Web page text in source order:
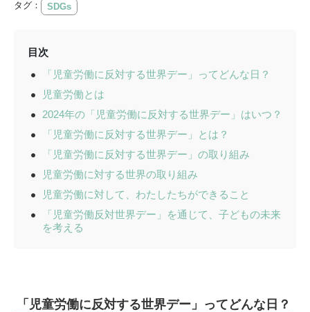
タグ： SDGs
目次
「児童労働に反対する世界デー」ってどんな日？
児童労働とは
2024年の「児童労働に反対する世界デー」はいつ？
「児童労働に反対する世界デー」とは？
「児童労働に反対する世界デー」の取り組み
児童労働に対する世界の取り組み
児童労働に対して、わたしたちができること
「児童労働反対世界デー」を通じて、子どもの未来
を考える
「児童労働に反対する世界デー」ってどんな日？